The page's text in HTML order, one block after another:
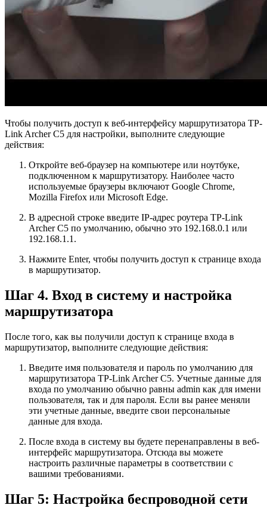
Чтобы получить доступ к веб-интерфейсу маршрутизатора TP-
Link Archer C5 для настройки, выполните следующие
действия:
Откройте веб-браузер на компьютере или ноутбуке,
подключенном к маршрутизатору. Наиболее часто
используемые браузеры включают Google Chrome,
Mozilla Firefox или Microsoft Edge.
В адресной строке введите IP-адрес роутера TP-Link
Archer C5 по умолчанию, обычно это 192.168.0.1 или
192.168.1.1.
Нажмите Enter, чтобы получить доступ к странице входа
в маршрутизатор.
Шаг 4. Вход в систему и настройка
маршрутизатора
После того, как вы получили доступ к странице входа в
маршрутизатор, выполните следующие действия:
Введите имя пользователя и пароль по умолчанию для
маршрутизатора TP-Link Archer C5. Учетные данные для
входа по умолчанию обычно равны admin как для имени
пользователя, так и для пароля. Если вы ранее меняли
эти учетные данные, введите свои персональные
данные для входа.
После входа в систему вы будете перенаправлены в веб-
интерфейс маршрутизатора. Отсюда вы можете
настроить различные параметры в соответствии с
вашими требованиями.
Шаг 5: Настройка беспроводной сети